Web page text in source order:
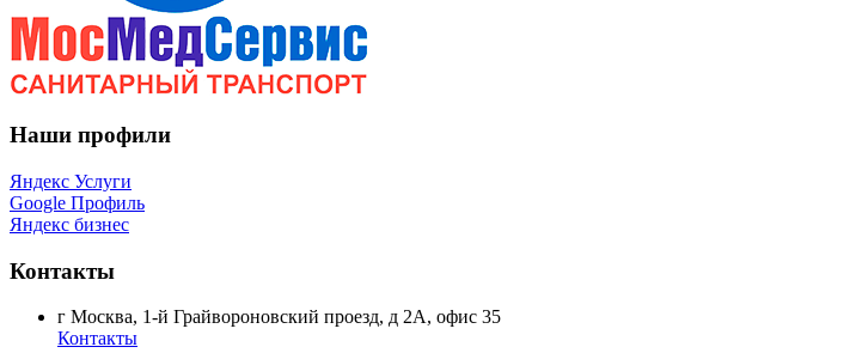
Наши профили
Яндекс Услуги
Google Профиль
Яндекс бизнес
Контакты
г Москва, 1-й Грайвороновский проезд, д 2А, офис 35
Контакты